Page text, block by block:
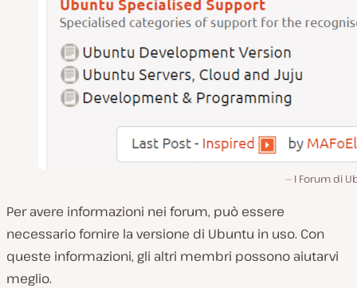
I Forum di
Per avere informazioni nei forum, può essere
necessario fornire la versione di Ubuntu in uso. Con
queste informazioni, gli altri membri possono aiutarvi
meglio.